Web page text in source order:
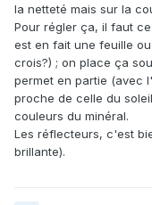
la netteté mais sur la
Pour régler ça, il faut
est en fait une feuille
crois?) ; on place ça
permet en partie (avec
proche de celle du
couleurs du minéral.
Les réflecteurs, c'est
brillante).